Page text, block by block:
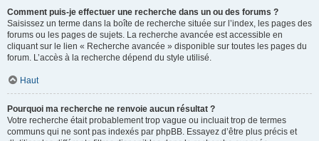
Comment puis-je effectuer une recherche dans un ou des forums ?
Saisissez un terme dans la boîte de recherche située sur l’index, les pages des
forums ou les pages de sujets. La recherche avancée est accessible en
cliquant sur le lien « Recherche avancée » disponible sur toutes les pages du
forum. L’accès à la recherche dépend du style utilisé.
Haut
Pourquoi ma recherche ne renvoie aucun résultat ?
Votre recherche était probablement trop vague ou incluait trop de termes
communs qui ne sont pas indexés par phpBB. Essayez d’être plus précis et